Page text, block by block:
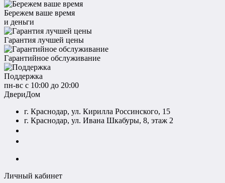
Бережем ваше время
и деньги
Гарантия лучшей цены
Гарантийное обслуживание
Поддержка
пн-вс с 10:00 до 20:00
ДвериДом
г. Краснодар, ул. Кирилла Россинского, 15
г. Краснодар, ул. Ивана Шкабуры, 8, этаж 2
Личный кабинет